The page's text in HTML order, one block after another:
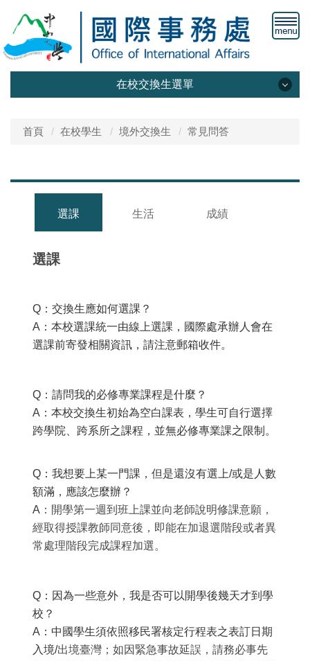
在校交換生選單
來校後
首頁 在校學生 境外交換生 常見問答
選課 生活 成績
選課
Q ：交換生應如何選課？
A ：本校選課統一由線上選課，國際處承辦人會在
選課前寄發相關資訊，請注意郵箱收件。
Q ：請問我的必修專業課程是什麼？
A ：本校交換生初始為空白課表，學生可自行選擇
跨學院、跨系所之課程，並無必修專業課之限制。
Q ：我想要上某一門課，但是還沒有選上/或是人數
額滿，應該怎麼辦？
A ：開學第一週到班上課並向老師說明修課意願，
經取得授課教師同意後，即能在加退選階段或者異
常處理階段完成課程加選。
Q ：因為一些意外，我是否可以開學後幾天才到學
校？
A ：中國學生須依照移民署核定行程表之表訂日期
入境/出境臺灣；如因緊急事故延誤，請務必事先